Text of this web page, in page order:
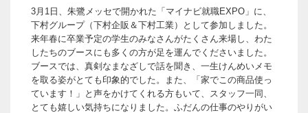
3月1日、朱鷺メッセで開かれた「マイナビ就職EXPO」に、
下村グループ（下村企販＆下村工業）として参加しました。
来年春に卒業予定の学生のみなさんがたくさん来場し、わた
したちのブースにも多くの方が足を運んでくださいました。
ブースでは、真剣なまなざしで話を聞き、一生けんめいメモ
を取る姿がとても印象的でした。また、「家でこの商品使っ
ています！」と声をかけてくれる方もいて、スタッフ一同、
とても嬉しい気持ちになりました。ふだんの仕事のやりがい